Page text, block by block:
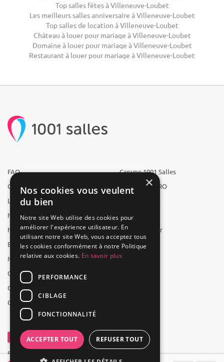
Top salles fêtes à Villeneuve-Loubet
Les meilleurs salles anniversaire à Villeneuve-Loubet
Top salles de location à Villeneuve-Loubet
Château à louer pour mariage à Villeneuve-Loubet
Domaine à louer pour mariage à Villeneuve-Loubet
Restaurant à louer pour mariage à Villeneuve-Loubet
FAQ
Qui sommes-nous ?
L'équipe
Nous recrutons
Nos partenaires
Espace presse
Mentions légales
CGV
CGU
Contact
Groupe 1001 Salles
1001 Salles PRO
1001 Traiteurs
1001 Artistes
Reserverunbar
MP2
Powered by Groupe 1001Salles
×
Nos cookies vous veulent
du bien
Notre site Web utilise des cookies pour
améliorer l'expérience utilisateur. En
utilisant notre site Web, vous acceptez tous
les cookies conformément à notre Politique
relative aux cookies. En savoir plus
PERFORMANCE
CIBLAGE
FONCTIONNALITÉ
ACCEPTER TOUT REFUSER TOUT